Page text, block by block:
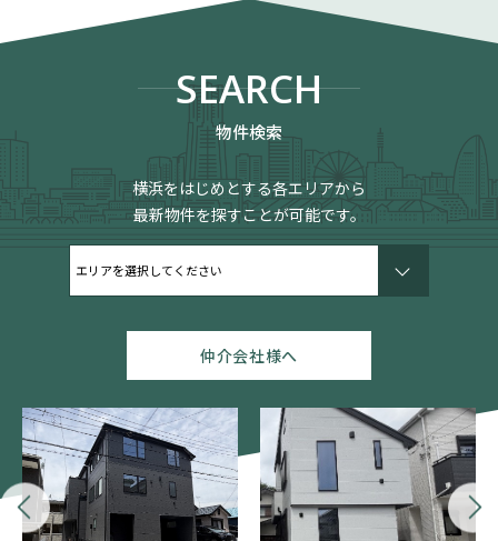
SEARCH
物件検索
横浜をはじめとする各エリアから
最新物件を探すことが可能です。
仲介会社様へ